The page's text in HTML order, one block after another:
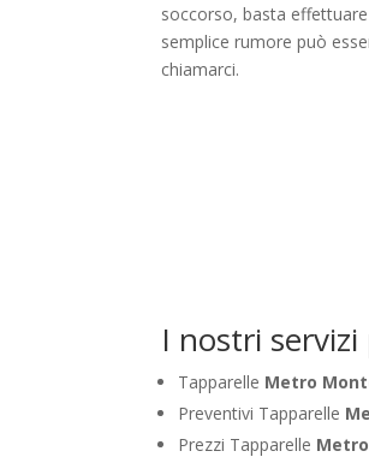
soccorso, basta
semplice rumore può
chiamarci.
I nostri servizi
Tapparelle Metro
Preventivi Tapparelle
Prezzi Tapparelle